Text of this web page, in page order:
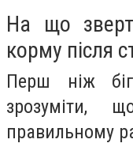
На що
корму після
Перш ніж
правильному